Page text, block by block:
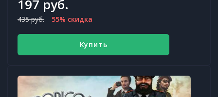
197 руб.
435 руб. 55% скидка
Купить